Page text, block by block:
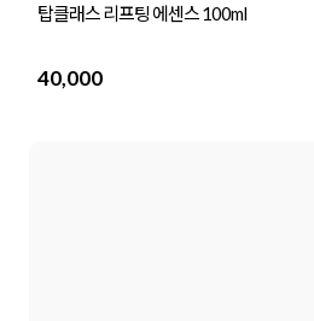
탑클래스 리프팅 에센스 100ml
40,000